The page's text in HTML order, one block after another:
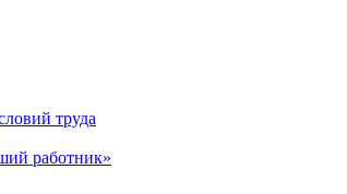
труда
работник»